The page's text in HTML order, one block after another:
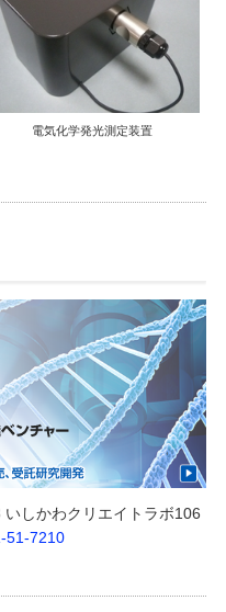
電気化学発光測定装置
しかわクリエイトラボ106
51-7210